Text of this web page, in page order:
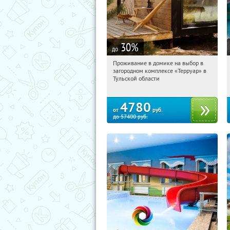
до 30%
10:31:58 Купили:
Тульская обл., Ясногорский р-н, с.
Проживание в домике на выбор в
загородном комплексе «Терруар» в
Тульской области
от 4780 руб.
до57400руб.